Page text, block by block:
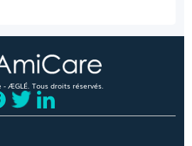
ÆGLÉ. Tous droits réservés.